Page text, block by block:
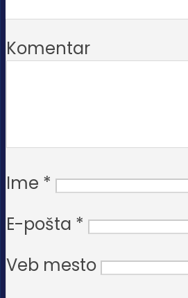
Komentar
Ime *
E-pošta *
Veb mesto